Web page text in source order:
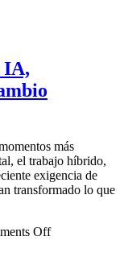
IA,
más
el trabajo híbrido,
exigencia de
transformado lo que
Off